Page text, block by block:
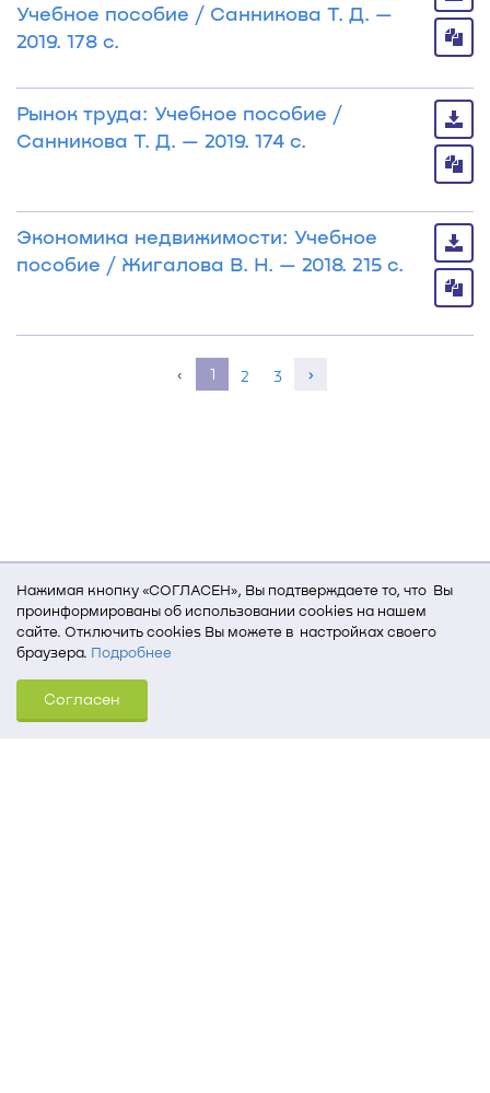
Нажимая кнопку «СОГЛАСЕН», Вы подтверждаете то, что Вы
проинформированы об использовании cookies на нашем
сайте. Отключить cookies Вы можете в настройках своего
браузера. Подробнее
Для того, чтобы мы могли качественно предоставить Вам
услуги, мы используем cookies, которые сохраняются
на Вашем компьютере (Сведения о местоположении; ip-адрес;
Согласен
Учебное пособие / Санникова Т. Д. —
2019. 178 с.
Рынок труда: Учебное пособие /
Санникова Т. Д. — 2019. 174 с.
Экономика недвижимости: Учебное
пособие / Жигалова В. Н. — 2018. 215 с.
‹ 1 2 3 ›